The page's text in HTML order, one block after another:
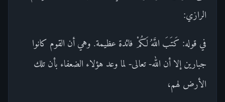
الرازي:
في قوله: كَتَبَ اللَّهُ لَكُمْ فائدة عظيمة. وهي أن القوم كانوا
جبارين إلا أن الله- تعالى- لما وعد هؤلاء الضعفاء بأن تلك
الأرض لهم،